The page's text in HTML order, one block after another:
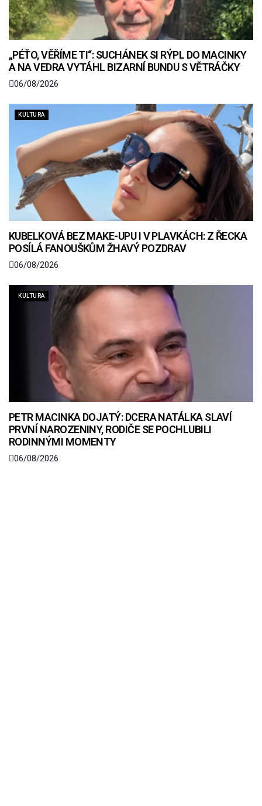
„PÉŤO, VĚŘÍME TI“: SUCHÁNEK SI RÝPL DO MACINKY
A NA VEDRA VYTÁHL BIZARNÍ BUNDU S VĚTRÁČKY
06/08/2026
KULTURA
KUBELKOVÁ BEZ MAKE-UPU I V PLAVKÁCH: Z ŘECKA
POSÍLÁ FANOUŠKŮM ŽHAVÝ POZDRAV
06/08/2026
KULTURA
PETR MACINKA DOJATÝ: DCERA NATÁLKA SLAVÍ
PRVNÍ NAROZENINY, RODIČE SE POCHLUBILI
RODINNÝMI MOMENTY
06/08/2026